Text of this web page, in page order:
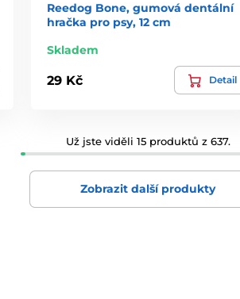
Reedog Bone, gumová dentální
hračka pro psy, 12 cm
Skladem
29 Kč Detail
Už jste viděli 15 produktů z 637.
Zobrazit další produkty